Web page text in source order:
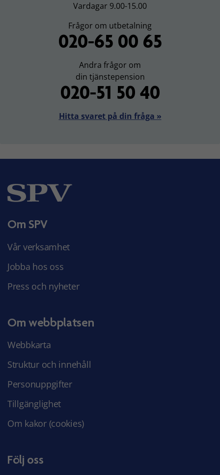
Vardagar 9.00-15.00
Frågor om utbetalning
020-65 00 65
Andra frågor om
din tjänstepension
020-51 50 40
Hitta svaret på din fråga »
Om SPV
Vår verksamhet
Jobba hos oss
Press och nyheter
Om webbplatsen
Webbkarta
Struktur och innehåll
Personuppgifter
Tillgänglighet
Om kakor (cookies)
Följ oss